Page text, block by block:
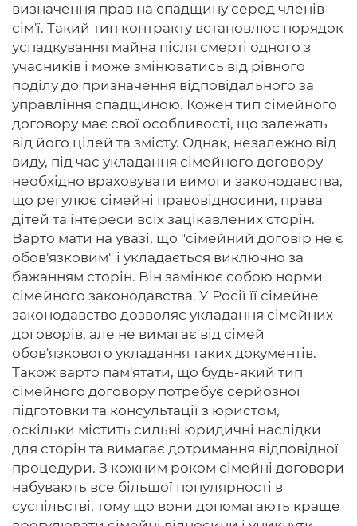
визначення прав на спадщину серед членів
сім'ї. Такий тип контракту встановлює порядок
успадкування майна після смерті одного з
учасників і може змінюватись від рівного
поділу до призначення відповідального за
управління спадщиною. Кожен тип сімейного
договору має свої особливості, що залежать
від його цілей та змісту. Однак, незалежно від
виду, під час укладання сімейного договору
необхідно враховувати вимоги законодавства,
що регулює сімейні правовідносини, права
дітей та інтереси всіх зацікавлених сторін.
Варто мати на увазі, що "сімейний договір не є
обов'язковим" і укладається виключно за
бажанням сторін. Він замінює собою норми
сімейного законодавства. У Росії її сімейне
законодавство дозволяє укладання сімейних
договорів, але не вимагає від сімей
обов'язкового укладання таких документів.
Також варто пам'ятати, що будь-який тип
сімейного договору потребує серйозної
підготовки та консультації з юристом,
оскільки містить сильні юридичні наслідки
для сторін та вимагає дотримання відповідної
процедури. З кожним роком сімейні договори
набувають все більшої популярності в
суспільстві, тому що вони допомагають краще